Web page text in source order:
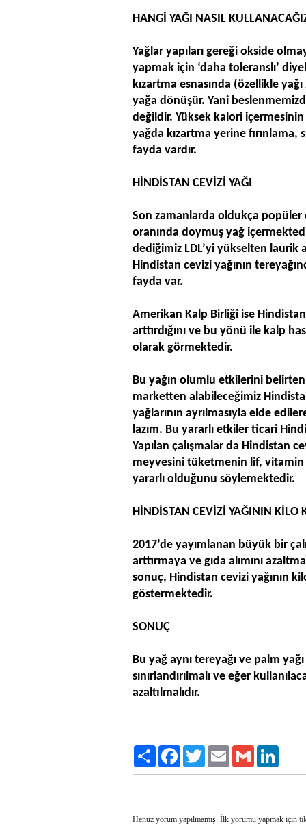
HANGİ YAĞI NASIL
Yağlar yapıları gereği okside
yapmak için ‘daha toleranslı’
kızartma esnasında (özellikle
yağa dönüşür. Yani
değildir. Yüksek kalori
yağda kızartma yerine
fayda vardır.
HİNDİSTAN CEVİZİ YAĞI
Son zamanlarda oldukça popüler
oranında doymuş yağ
dediğimiz LDL’yi yükselten
Hindistan cevizi yağının
fayda var.
Amerikan Kalp Birliği ise
arttırdığını ve bu yönü ile kalp
olarak görmektedir.
Bu yağın olumlu etkilerini
marketten alabileceğimiz
yağlarının ayrılmasıyla elde
lazım. Bu yararlı etkiler ticari
Yapılan çalışmalar da Hindistan
meyvesini tüketmenin lif, vitamin
yararlı olduğunu söylemektedir.
HİNDİSTAN CEVİZİ YAĞININ KİLO
2017’de yayımlanan büyük bir
arttırmaya ve gıda alımını
sonuç, Hindistan cevizi yağının
göstermektedir.
SONUÇ
Bu yağ aynı tereyağı ve palm
sınırlandırılmalı ve eğer
azaltılmalıdır.
Paylaş FacebookTwitter Email Gmail
Henüz yorum yapılmamış. İlk yorumu yapmak için